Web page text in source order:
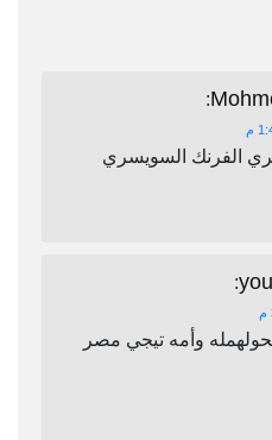
:
الفرنك السويسري
:
وأمه تيجي مصر